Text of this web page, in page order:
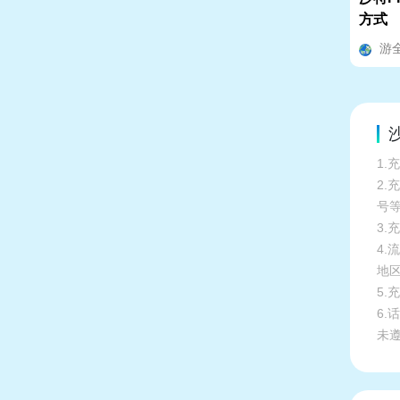
方式
游
1.
2.
号
3.
4.
地
5.
6.
未